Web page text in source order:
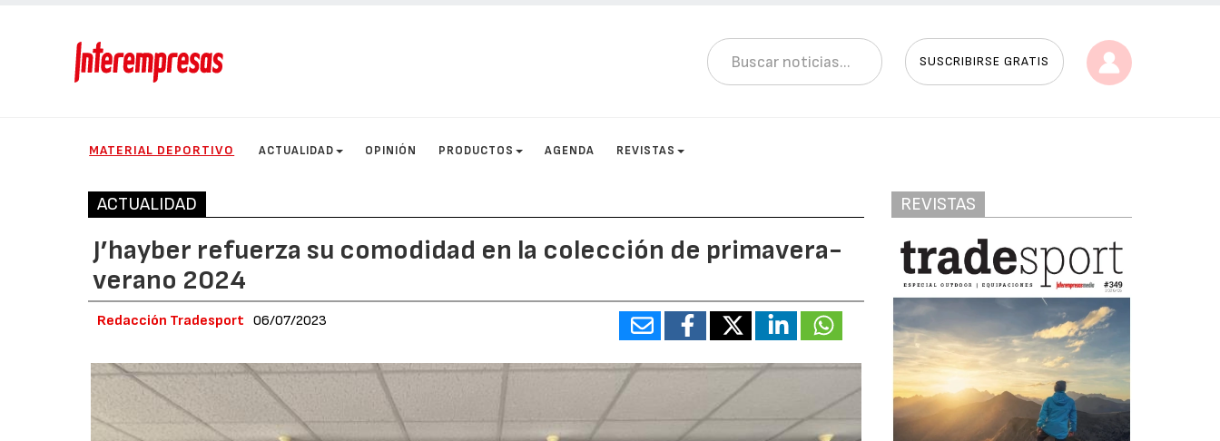
SUSCRIBIRSE GRATIS
MATERIAL DEPORTIVO ACTUALIDAD OPINIÓN PRODUCTOS AGENDA REVISTAS
ACTUALIDAD
J’hayber refuerza su comodidad en la colección de primavera-
verano 2024
Redacción Tradesport 06/07/2023
REVISTAS